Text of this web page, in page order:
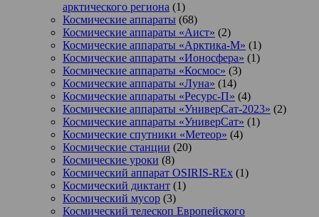
арктического региона (1)
Космические аппараты (68)
Космические аппараты «Аист» (2)
Космические аппараты «Арктика-М» (1)
Космические аппараты «Ионосфера» (1)
Космические аппараты «Космос» (3)
Космические аппараты «Луна» (14)
Космические аппараты «Ресурс-П» (4)
Космические аппараты «УниверСат-2023» (2)
Космические аппараты «УниверСат» (1)
Космические спутники «Метеор» (4)
Космические станции (20)
Космические уроки (8)
Космический аппарат OSIRIS-REx (1)
Космический диктант (1)
Космический мусор (3)
Космический телескоп Европейского